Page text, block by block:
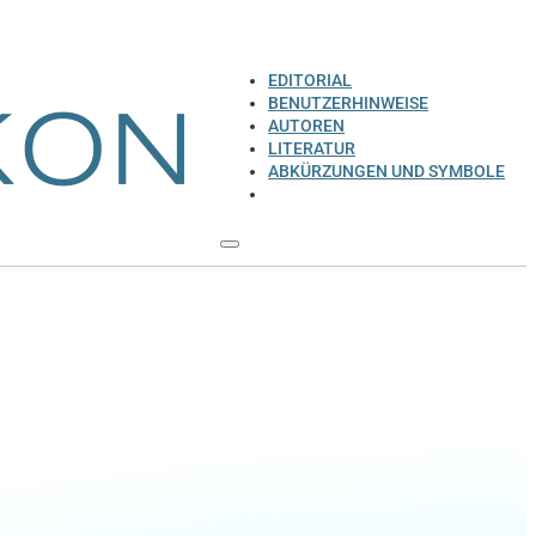
EDITORIAL
BENUTZERHINWEISE
AUTOREN
LITERATUR
ABKÜRZUNGEN UND SYMBOLE